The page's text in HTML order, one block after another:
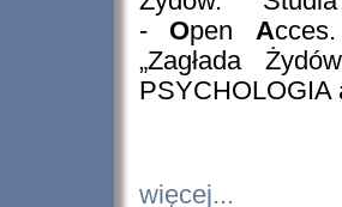
- Open A
„Zagłada
PSYCHOLOGIA
więcej...